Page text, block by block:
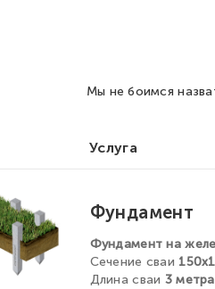
Мы не боимся
Услуга
Фундамент
Фундамент на
Сечение сваи
Длина сваи 3 метра